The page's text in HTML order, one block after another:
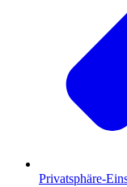
Privatsphäre-